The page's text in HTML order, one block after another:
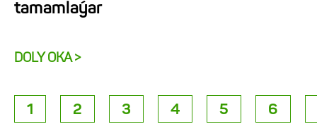
tamamlaýar
DOLY OKA >
1 2 3 4 5 6